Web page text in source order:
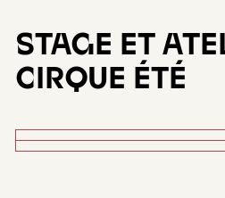
STAGE ET
CIRQUE ÉTÉ